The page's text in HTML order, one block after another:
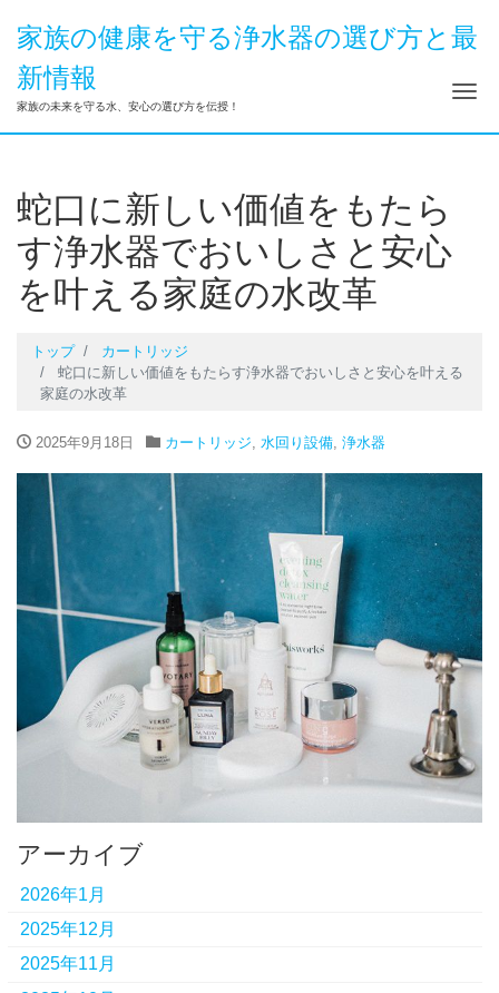
家族の健康を守る浄水器の選び方と最
新情報
家族の未来を守る水、安心の選び方を伝授！ ナ
蛇口に新しい価値をもたら
す浄水器でおいしさと安心
を叶える家庭の水改革
トップ
カートリッジ
蛇口に新しい価値をもたらす浄水器でおいしさと安心を叶える
家庭の水改革
2025年9月18日 カートリッジ, 水回り設備, 浄水器
アーカイブ
2026年1月
2025年12月
2025年11月